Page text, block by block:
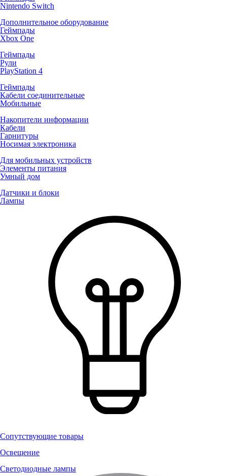
Nintendo Switch
Дополнительное оборудование
Геймпады
Xbox One
Геймпады
Рули
PlayStation 4
Геймпады
Кабели соединительные
Мобильные
Накопители информации
Кабели
Гарнитуры
Носимая электроника
Для мобильных устройств
Элементы питания
Умный дом
Датчики и блоки
Лампы
Сопутствующие товары
Освещение
Светодиодные лампы